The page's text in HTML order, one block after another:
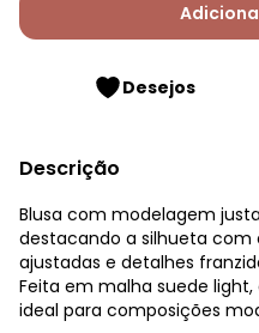
QUINTESS19. Válido para
Desejos
Descrição
Blusa com modelagem
destacando a silhueta com
ajustadas e detalhes
Feita em malha suede
ideal para composições